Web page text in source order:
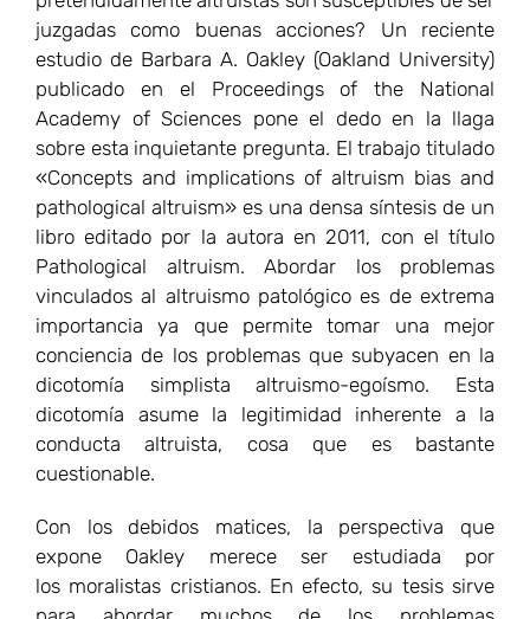
importancia ya que permite tomar una mejor
conciencia de los problemas que subyacen en la
dicotomía simplista altruismo-egoísmo. Esta
dicotomía asume la legitimidad inherente a la
conducta altruista, cosa que es bastante
cuestionable.
Con los debidos matices, la perspectiva que
expone Oakley merece ser estudiada por
los moralistas cristianos. En efecto, su tesis sirve
para abordar muchos de los problemas
vinculados al análisis e interpretación de las
acciones humanas en el seno de la ética cristiana,
con el objeto de no caer en análisis simplistas del
tipo “el egoísta es malo” y “el altruista es bueno”.
Lamentablemente, las cosas son más complejas:
así como una persona puede ejercer un
especial tipo de control sobre otra mediante el
ejercicio de acciones aparentemente generosas, el
altruista patológico puede hacer daño aún cuando